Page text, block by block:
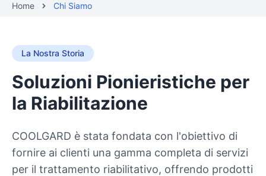
Home Chi Siamo
La Nostra Storia
Soluzioni Pionieristiche per
la Riabilitazione
COOLGARD è stata fondata con l'obiettivo di
fornire ai clienti una gamma completa di servizi
per il trattamento riabilitativo, offrendo prodotti